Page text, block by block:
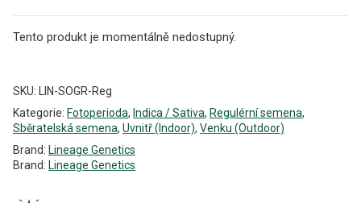
Tento produkt je momentálně nedostupný.
SKU: LIN-SOGR-Reg
Kategorie: Fotoperioda, Indica / Sativa, Regulérní semena,
Sběratelská semena, Uvnitř (Indoor), Venku (Outdoor)
Brand: Lineage Genetics
Brand: Lineage Genetics